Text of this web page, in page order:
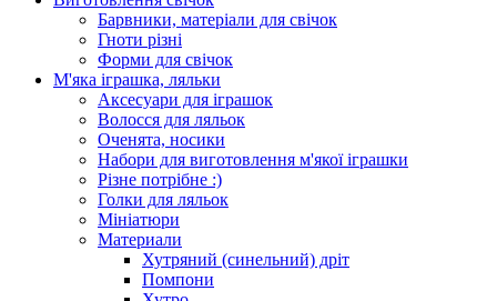
Барвники, матеріали для свічок
Гноти різні
Форми для свічок
М'яка іграшка, ляльки
Аксесуари для іграшок
Волосся для ляльок
Оченята, носики
Набори для виготовлення м'якої іграшки
Різне потрібне :)
Голки для ляльок
Мініатюри
Материали
Хутряний (синельний) дріт
Помпони